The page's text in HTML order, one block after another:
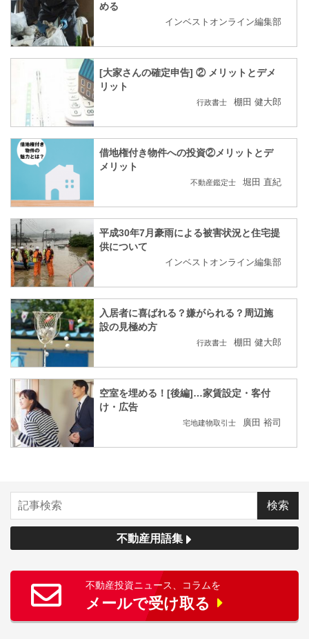
める
インベストオンライン編集部
[大家さんの確定申告] ② メリットとデメ
リット
行政書士 棚田 健大郎
借地権付き物件への投資②メリットとデ
メリット
不動産鑑定士 堀田 直紀
平成30年7月豪雨による被害状況と住宅提
供について
インベストオンライン編集部
入居者に喜ばれる？嫌がられる？周辺施
設の見極め方
行政書士 棚田 健大郎
空室を埋める！[後編]…家賃設定・客付
け・広告
宅地建物取引士 廣田 裕司
不動産用語集
不動産投資ニュース、コラムを
メールで受け取る